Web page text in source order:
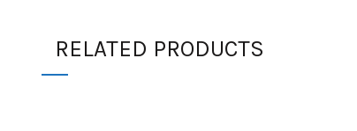
RELATED PRODUCTS